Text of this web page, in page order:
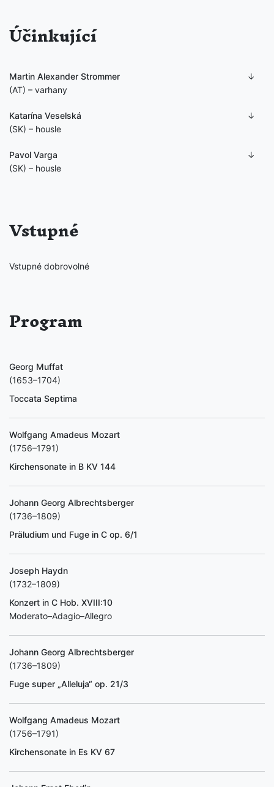
Účinkující
Martin Alexander Strommer
(AT) – varhany
Katarína Veselská
(SK) – housle
Pavol Varga
(SK) – housle
Vstupné
Vstupné dobrovolné
Program
Georg Muffat
(1653–1704)
Toccata Septima
Wolfgang Amadeus Mozart
(1756–1791)
Kirchensonate in B KV 144
Johann Georg Albrechtsberger
(1736–1809)
Präludium und Fuge in C op. 6/1
Joseph Haydn
(1732–1809)
Konzert in C Hob. XVIII:10
Moderato–Adagio–Allegro
Johann Georg Albrechtsberger
(1736–1809)
Fuge super „Alleluja“ op. 21/3
Wolfgang Amadeus Mozart
(1756–1791)
Kirchensonate in Es KV 67